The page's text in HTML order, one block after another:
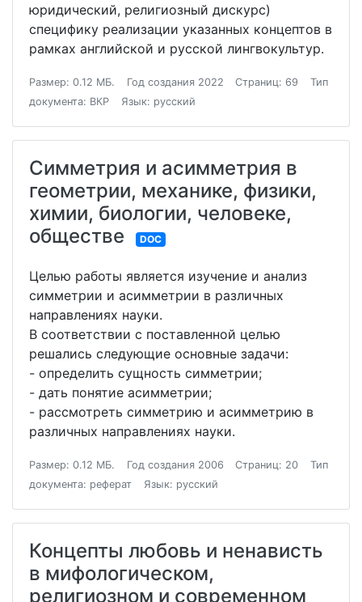
юридический, религиозный дискурс)
специфику реализации указанных концептов в
рамках английской и русской лингвокультур.
Размер: 0.12 МБ. Год создания 2022 Страниц: 69
Тип
документа: ВКР
Язык: русский
Симметрия и асимметрия в
геометрии, механике, физики,
химии, биологии, человеке,
обществе
DOC
Целью работы является изучение и анализ
симметрии и асимметрии в различных
направлениях науки.
В соответствии с поставленной целью
решались следующие основные задачи:
- определить сущность симметрии;
- дать понятие асимметрии;
- рассмотреть симметрию и асимметрию в
различных направлениях науки.
Размер: 0.12 МБ. Год создания 2006 Страниц: 20
Тип
документа: реферат
Язык: русский
Концепты любовь и ненависть
в мифологическом,
религиозном и современном